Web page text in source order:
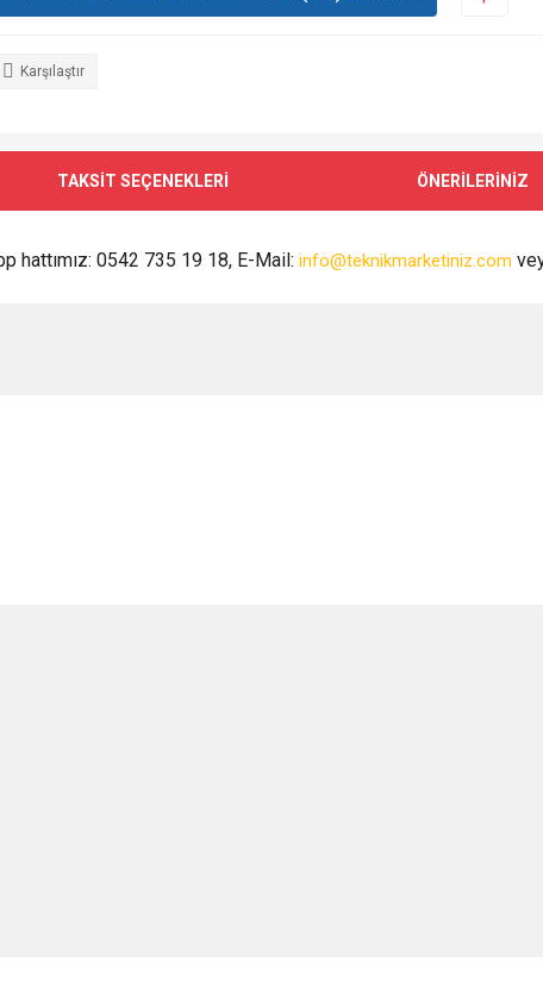
Karşılaştır
TAKSİT SEÇENEKLERİ ÖNERİLERİNİZ
hattımız: 0542 735 19 18, E-Mail: info@teknikmarketiniz.com